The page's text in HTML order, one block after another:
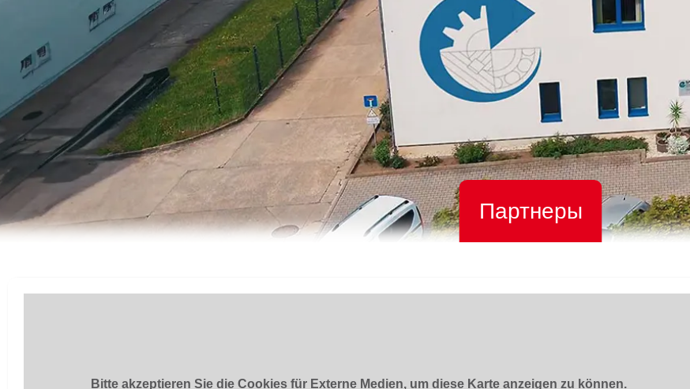
Партнеры
Bitte akzeptieren Sie die Cookies für Externe Medien, um diese Karte anzeigen zu können.